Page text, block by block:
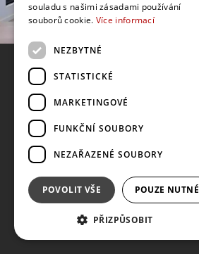
souladu s našimi zásadami používání
souborů cookie. Více informací
NEZBYTNÉ
STATISTICKÉ
MARKETINGOVÉ
FUNKČNÍ SOUBORY
NEZAŘAZENÉ SOUBORY
POVOLIT VŠE POUZE NUTNÉ
PŘIZPŮSOBIT